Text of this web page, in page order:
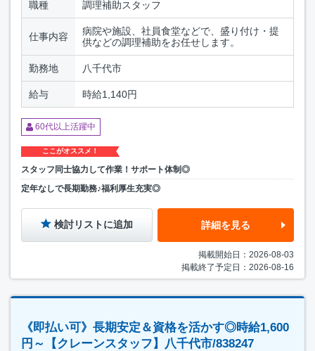
職種 調理補助スタッフ
仕事内容
病院や施設、社員食堂などで、盛り付け・提
供などの調理補助をお任せします。
勤務地 八千代市
給与 時給1,140円
60代以上活躍中
ここがオススメ！
スタッフ同士協力して作業！サポート体制◎
定年なしで長期勤務♪福利厚生充実◎
検討リストに追加 詳細を見る
掲載開始日：2026-08-03
掲載終了予定日：2026-08-16
《即払い可》長期安定＆資格を活かす◎時給1,600
円～【クレーンスタッフ】八千代市/838247